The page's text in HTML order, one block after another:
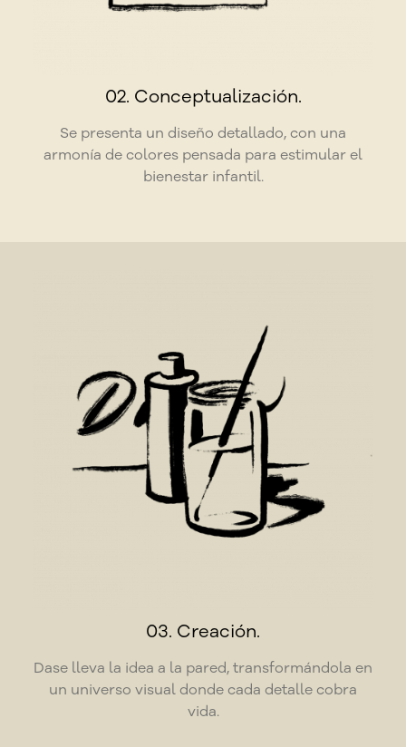
02. Conceptualización.
Se presenta un diseño detallado, con una
armonía de colores pensada para estimular el
bienestar infantil.
03. Creación.
Dase lleva la idea a la pared, transformándola en
un universo visual donde cada detalle cobra
vida.